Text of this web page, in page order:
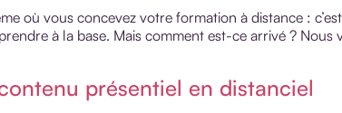
où vous concevez votre formation à distance :
à la base. Mais comment est-ce arrivé ?
présentiel en distanciel